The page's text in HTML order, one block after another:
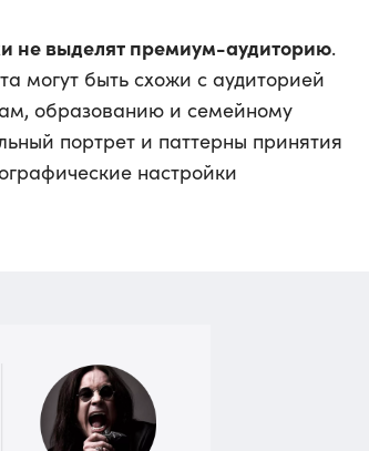
не выделят премиум-аудиторию.
могут быть схожи с аудиторией
образованию и семейному
портрет и паттерны принятия
настройки